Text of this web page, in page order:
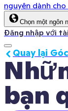
nguyên dành
Chọn một ngôn
Đăng nhập với
bạn
Quay lại